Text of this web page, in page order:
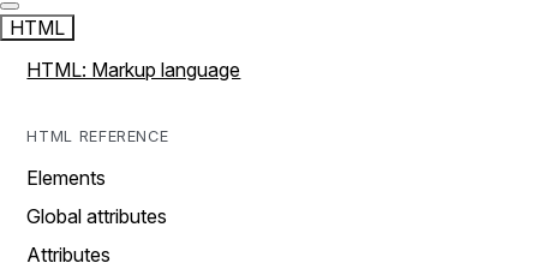
HTML
HTML: Markup language
HTML REFERENCE
Elements
Global attributes
Attributes